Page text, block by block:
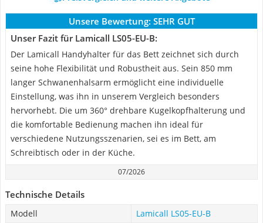
Unsere Bewertung: SEHR GUT
Unser Fazit für Lamicall LS05-EU-B:
Der Lamicall Handyhalter für das Bett zeichnet sich durch
seine hohe Flexibilität und Robustheit aus. Sein 850 mm
langer Schwanenhalsarm ermöglicht eine individuelle
Einstellung, was ihn in unserem Vergleich besonders
hervorhebt. Die um 360° drehbare Kugelkopfhalterung und
die komfortable Bedienung machen ihn ideal für
verschiedene Nutzungsszenarien, sei es im Bett, am
Schreibtisch oder in der Küche.
07/2026
Technische Details
Modell
Lamicall LS05-EU-B